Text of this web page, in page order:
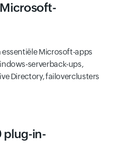
essentiële Microsoft-apps
serverback-ups,
Directory, failoverclusters
plug-in-